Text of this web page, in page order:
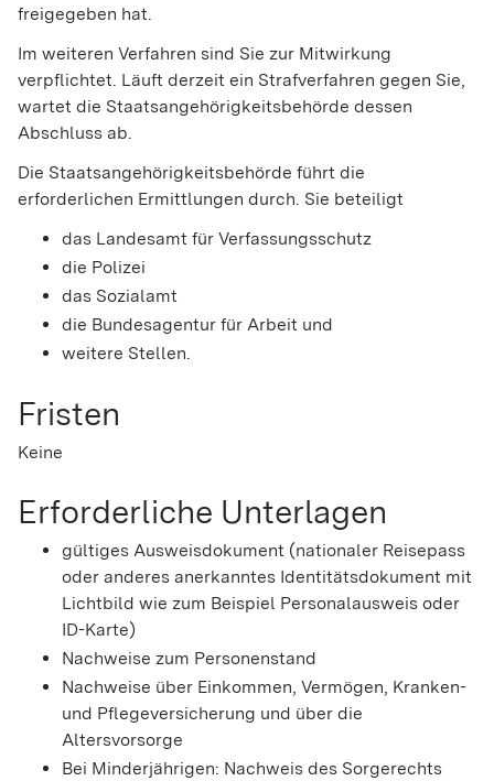
freigegeben hat.
Im weiteren Verfahren sind Sie zur Mitwirkung
verpflichtet. Läuft derzeit ein Strafverfahren gegen Sie,
wartet die Staatsangehörigkeitsbehörde dessen
Abschluss ab.
Die Staatsangehörigkeitsbehörde führt die
erforderlichen Ermittlungen durch. Sie beteiligt
das Landesamt für Verfassungsschutz
die Polizei
das Sozialamt
die Bundesagentur für Arbeit und
weitere Stellen.
Fristen
Keine
Erforderliche Unterlagen
gültiges Ausweisdokument (nationaler Reisepass
oder anderes anerkanntes Identitätsdokument mit
Lichtbild wie zum Beispiel Personalausweis oder
ID-Karte)
Nachweise zum Personenstand
Nachweise über Einkommen, Vermögen, Kranken-
und Pflegeversicherung und über die
Altersvorsorge
Bei Minderjährigen: Nachweis des Sorgerechts